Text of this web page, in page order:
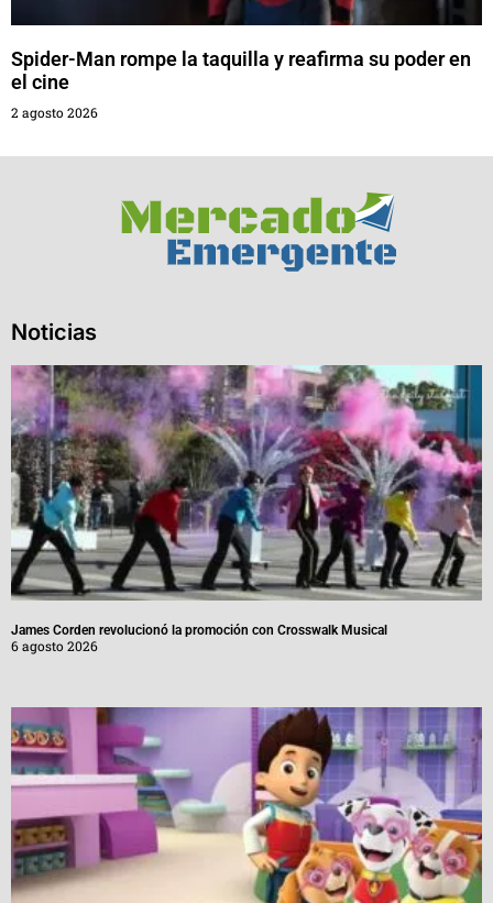
Spider-Man rompe la taquilla y reafirma su poder en
el cine
2 agosto 2026
Noticias
James Corden revolucionó la promoción con Crosswalk Musical
6 agosto 2026